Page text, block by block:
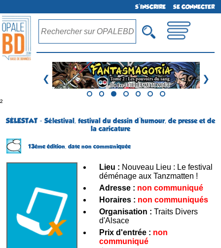
S'INSCRIRE SE CONNECTER
❮ ❯
²
SÉLESTAT - Sélestival, festival du dessin d'humour, de presse et de
la caricature
13ème édition, date non communiquée
Lieu : Nouveau Lieu : Le festival
déménage aux Tanzmatten !
Adresse : non communiqué
Horaires : non communiqués
Organisation : Traits Divers
d'Alsace
Prix d'entrée : non
communiqué